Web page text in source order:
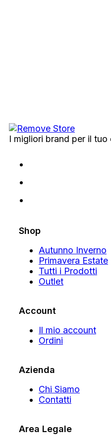
I migliori brand per il tuo
Shop
Autunno Inverno
Primavera Estate
Tutti i Prodotti
Outlet
Account
Il mio account
Ordini
Azienda
Chi Siamo
Contatti
Area Legale